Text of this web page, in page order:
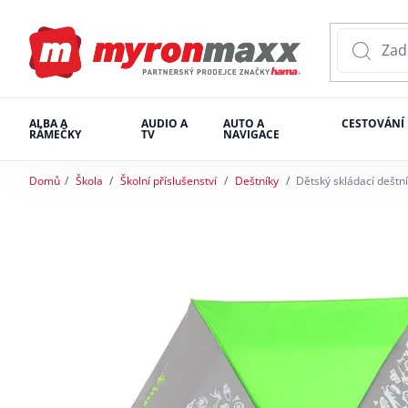
ALBA A
RÁMEČKY
AUDIO A
TV
AUTO A
NAVIGACE
CESTOVÁNÍ
Domů Škola Školní příslušenství Deštníky Dětský skládací